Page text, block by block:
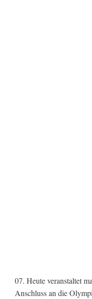
07. Heute veranstaltet
Anschluss an die